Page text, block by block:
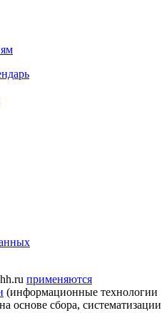
применяются
(информационные технологии
основе сбора, систематизации